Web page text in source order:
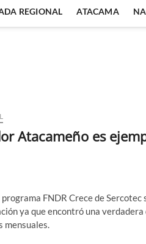
REGIONAL ATACAMA
Atacameño es
FNDR Crece de
ya que encontró una
mensuales.